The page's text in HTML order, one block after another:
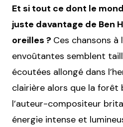
Et si tout ce dont le
juste davantage de Ben
oreilles ? Ces chansons
envoûtantes semblent
écoutées allongé dans
clairière alors que la forêt
l’auteur-compositeur
énergie intense et